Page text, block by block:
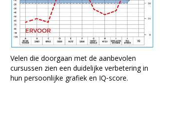
Velen die doorgaan met de aanbevolen
cursussen zien een duidelijke verbetering in
hun persoonlijke grafiek en IQ‑score.